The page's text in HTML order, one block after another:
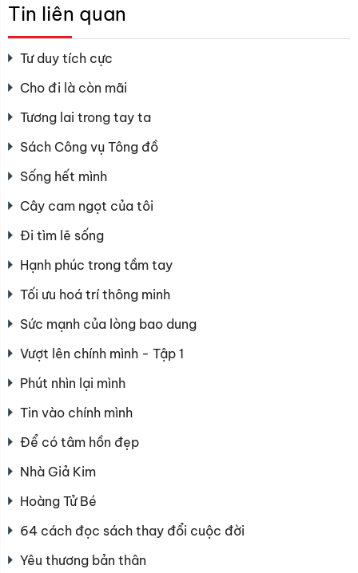
Tin liên quan
Tư duy tích cực
Cho đi là còn mãi
Tương lai trong tay ta
Sách Công vụ Tông đồ
Sống hết mình
Cây cam ngọt của tôi
Đi tìm lẽ sống
Hạnh phúc trong tầm tay
Tối ưu hoá trí thông minh
Sức mạnh của lòng bao dung
Vượt lên chính mình - Tập 1
Phút nhìn lại mình
Tin vào chính mình
Để có tâm hồn đẹp
Nhà Giả Kim
Hoàng Tử Bé
64 cách đọc sách thay đổi cuộc đời
Yêu thương bản thân